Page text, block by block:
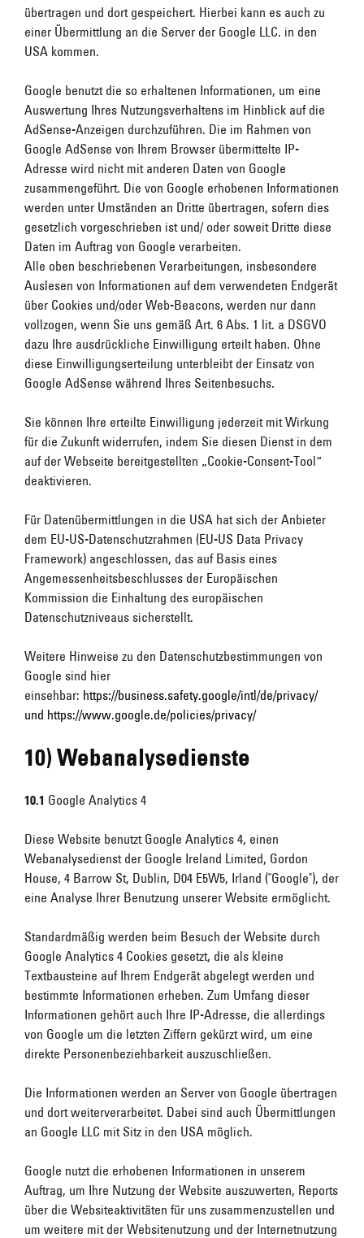
übertragen und dort gespeichert. Hierbei kann es auch zu
einer Übermittlung an die Server der Google LLC. in den
USA kommen.
Google benutzt die so erhaltenen Informationen, um eine
Auswertung Ihres Nutzungsverhaltens im Hinblick auf die
AdSense-Anzeigen durchzuführen. Die im Rahmen von
Google AdSense von Ihrem Browser übermittelte IP-
Adresse wird nicht mit anderen Daten von Google
zusammengeführt. Die von Google erhobenen Informationen
werden unter Umständen an Dritte übertragen, sofern dies
gesetzlich vorgeschrieben ist und/ oder soweit Dritte diese
Daten im Auftrag von Google verarbeiten.
Alle oben beschriebenen Verarbeitungen, insbesondere
Auslesen von Informationen auf dem verwendeten Endgerät
über Cookies und/oder Web-Beacons, werden nur dann
vollzogen, wenn Sie uns gemäß Art. 6 Abs. 1 lit. a DSGVO
dazu Ihre ausdrückliche Einwilligung erteilt haben. Ohne
diese Einwilligungserteilung unterbleibt der Einsatz von
Google AdSense während Ihres Seitenbesuchs.
Sie können Ihre erteilte Einwilligung jederzeit mit Wirkung
für die Zukunft widerrufen, indem Sie diesen Dienst in dem
auf der Webseite bereitgestellten „Cookie-Consent-Tool“
deaktivieren.
Für Datenübermittlungen in die USA hat sich der Anbieter
dem EU-US-Datenschutzrahmen (EU-US Data Privacy
Framework) angeschlossen, das auf Basis eines
Angemessenheitsbeschlusses der Europäischen
Kommission die Einhaltung des europäischen
Datenschutzniveaus sicherstellt.
Weitere Hinweise zu den Datenschutzbestimmungen von
Google sind hier
einsehbar: https://business.safety.google/intl/de/privacy/
und https://www.google.de/policies/privacy/
10) Webanalysedienste
10.1 Google Analytics 4
Diese Website benutzt Google Analytics 4, einen
Webanalysedienst der Google Ireland Limited, Gordon
House, 4 Barrow St, Dublin, D04 E5W5, Irland ("Google"), der
eine Analyse Ihrer Benutzung unserer Website ermöglicht.
Standardmäßig werden beim Besuch der Website durch
Google Analytics 4 Cookies gesetzt, die als kleine
Textbausteine auf Ihrem Endgerät abgelegt werden und
bestimmte Informationen erheben. Zum Umfang dieser
Informationen gehört auch Ihre IP-Adresse, die allerdings
von Google um die letzten Ziffern gekürzt wird, um eine
direkte Personenbeziehbarkeit auszuschließen.
Die Informationen werden an Server von Google übertragen
und dort weiterverarbeitet. Dabei sind auch Übermittlungen
an Google LLC mit Sitz in den USA möglich.
Google nutzt die erhobenen Informationen in unserem
Auftrag, um Ihre Nutzung der Website auszuwerten, Reports
über die Websiteaktivitäten für uns zusammenzustellen und
um weitere mit der Websitenutzung und der Internetnutzung